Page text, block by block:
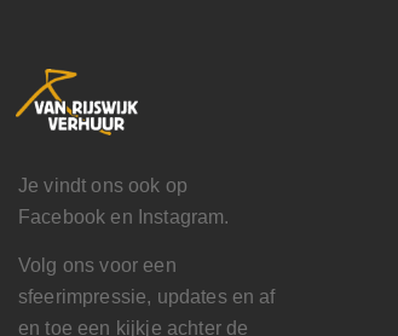
Je vindt ons ook op
Facebook en Instagram.
Volg ons voor een
sfeerimpressie, updates en af
en toe een kijkje achter de